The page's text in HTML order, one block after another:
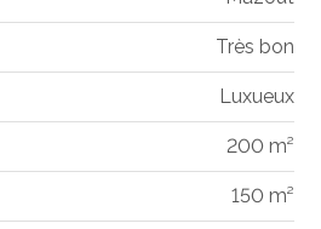
Très bon
Luxueux
200 m²
150 m²